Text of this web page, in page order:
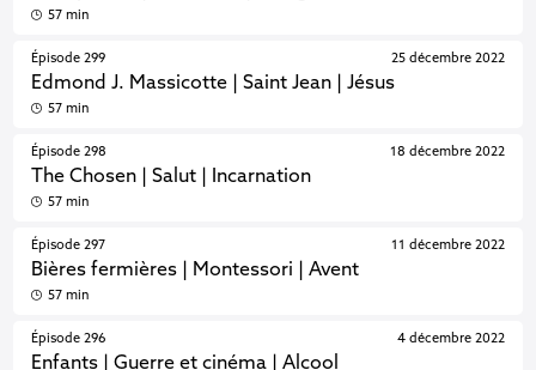
57 min
Épisode 299
Edmond J. Massicotte | Saint Jean | Jésus
25 décembre 2022
57 min
Épisode 298
The Chosen | Salut | Incarnation
18 décembre 2022
57 min
Épisode 297
Bières fermières | Montessori | Avent
11 décembre 2022
57 min
Épisode 296
Enfants | Guerre et cinéma | Alcool
4 décembre 2022